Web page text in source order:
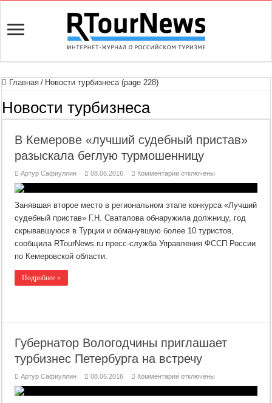
Главная / Новости турбизнеса (page 228)
Новости турбизнеса
В Кемерове «лучший судебный пристав»
разыскала беглую турмошенницу
Артур Сафиуллин 08.06.2016 Комментариик
Кемерове
судебный
пристав»
разыскала
беглую
отключены
Занявшая второе место в региональном этапе конкурса «Лучший
судебный пристав» Г.Н. Сваталова обнаружила должницу, год
скрывавшуюся в Турции и обманувшую более 10 туристов,
сообщила RTourNews.ru пресс-служба Управления ФССП России
по Кемеровской области.
Подробнее »
Губернатор Вологодчины приглашает
турбизнес Петербурга на встречу
Артур Сафиуллин 08.06.2016 Комментариик
Вологодчины
отключены